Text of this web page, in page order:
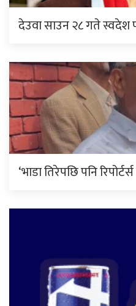
देउवा साउन २८ गते स्वदेश
‘भाडा तिरेपछि पनि